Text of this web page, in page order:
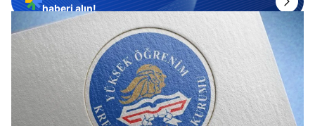
haberi alın!